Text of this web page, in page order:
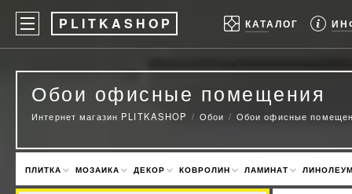
P LITKASHOP КАТАЛОГ
Обои офисные помещения
Интернет магазин PLITKASHOP Обои Обои офисные
ПЛИТКА МОЗАИКА ДЕКОР КОВРОЛИН ЛАМИНАТ ЛИНОЛЕУМ